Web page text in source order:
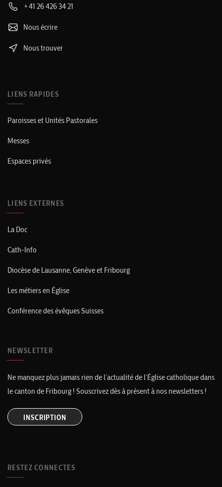
+41 26 426 34 21
Nous écrire
Nous trouver
LIENS RAPIDES
Paroisses et Unités Pastorales
Messes
Espaces privés
LIENS EXTERNES
La Doc
Cath-Info
Diocèse de Lausanne, Genève et Fribourg
Les métiers en Église
Conférence des évêques Suisses
NEWSLETTER
Ne manquez plus jamais rien de l’actualité de l’Église catholique dans
le canton de Fribourg ! Souscrivez dès à présent à nos newsletters !
INSCRIPTION
RESTEZ CONNECTÉS